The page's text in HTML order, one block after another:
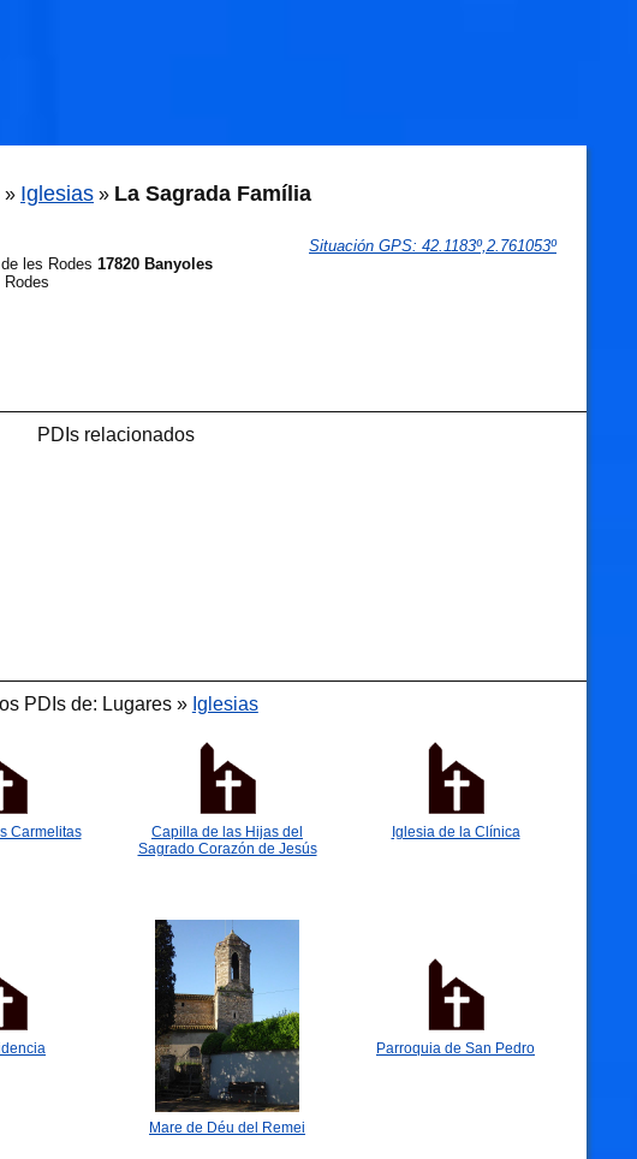
» Iglesias » La Sagrada Família
Situación GPS: 42.1183º,2.761053º
les Rodes 17820 Banyoles
Rodes
PDIs relacionados
PDIs de: Lugares » Iglesias
Carmelitas
Capilla de las Hijas del
Sagrado Corazón de Jesús
Iglesia de la Clínica
Mare de Déu del Remei
Parroquia de San Pedro
🐟
🐟